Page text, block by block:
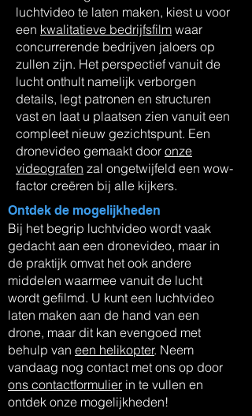
luchtvideo te laten maken, kiest u voor
een kwalitatieve bedrijfsfilm waar
concurrerende bedrijven jaloers op
zullen zijn. Het perspectief vanuit de
lucht onthult namelijk verborgen
details, legt patronen en structuren
vast en laat u plaatsen zien vanuit een
compleet nieuw gezichtspunt. Een
dronevideo gemaakt door onze
videografen zal ongetwijfeld een wow-
factor creëren bij alle kijkers.
Ontdek de mogelijkheden
Bij het begrip luchtvideo wordt vaak
gedacht aan een dronevideo, maar in
de praktijk omvat het ook andere
middelen waarmee vanuit de lucht
wordt gefilmd. U kunt een luchtvideo
laten maken aan de hand van een
drone, maar dit kan evengoed met
behulp van een helikopter. Neem
vandaag nog contact met ons op door
ons contactformulier in te vullen en
ontdek onze mogelijkheden!